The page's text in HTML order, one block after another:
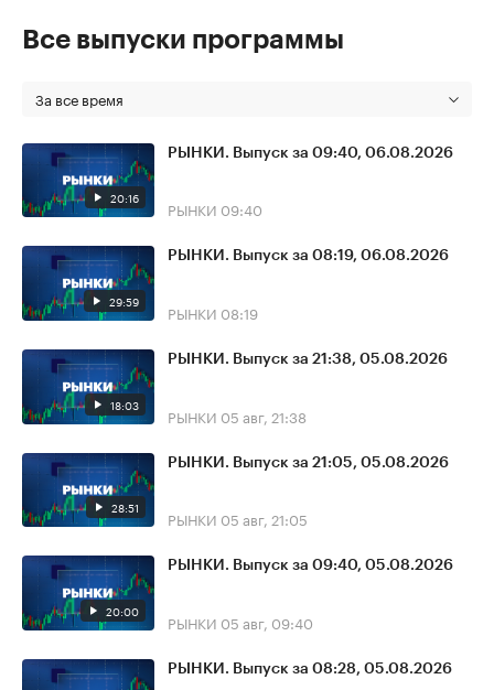
Все выпуски программы
За все время
20:16
РЫНКИ. Выпуск за 09:40, 06.08.2026
РЫНКИ 09:40
29:59
РЫНКИ. Выпуск за 08:19, 06.08.2026
РЫНКИ 08:19
18:03
РЫНКИ. Выпуск за 21:38, 05.08.2026
РЫНКИ 05 авг, 21:38
28:51
РЫНКИ. Выпуск за 21:05, 05.08.2026
РЫНКИ 05 авг, 21:05
20:00
РЫНКИ. Выпуск за 09:40, 05.08.2026
РЫНКИ 05 авг, 09:40
РЫНКИ. Выпуск за 08:28, 05.08.2026